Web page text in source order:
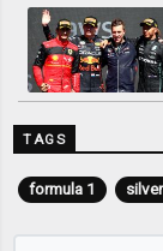
TAGS
formula 1